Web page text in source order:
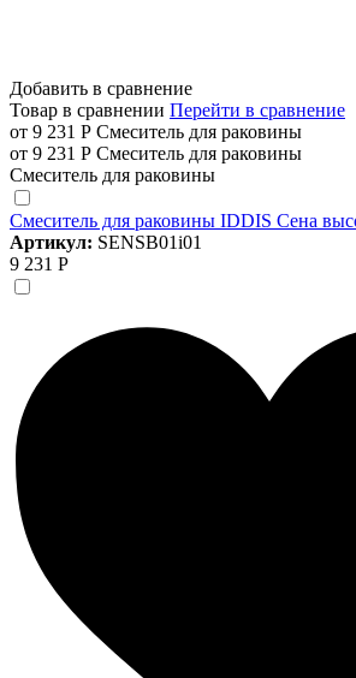
Добавить в сравнение
Товар в сравнении Перейти в сравнение
от 9 231 Р Смеситель для раковины
от 9 231 Р Смеситель для раковины
Смеситель для раковины
Смеситель для раковины IDDIS Сена
Артикул: SENSB01i01
9 231 Р